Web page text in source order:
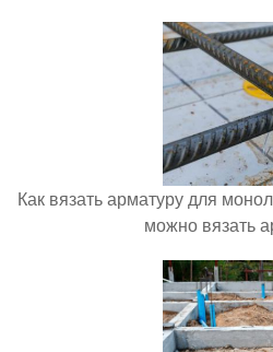
Как вязать арматуру для
можно вязать